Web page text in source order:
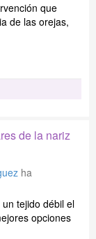
que
de las orejas,
de la nariz
ha
tejido débil el
opciones